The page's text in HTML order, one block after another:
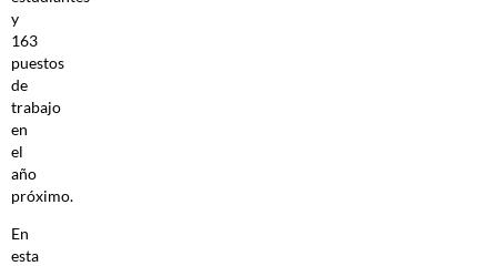
y
163
puestos
de
trabajo
en
el
año
próximo.
En
esta